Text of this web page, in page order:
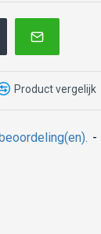
-
Product vergelijk